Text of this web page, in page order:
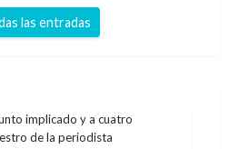
las entradas
implicado y a cuatro
de la periodista